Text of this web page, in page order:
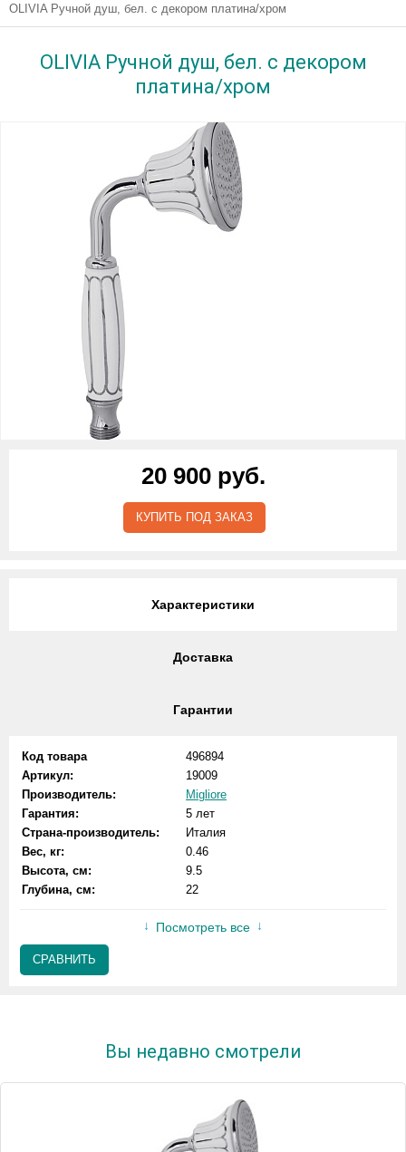
OLIVIA Ручной душ, бел. с декором платина/хром
OLIVIA Ручной душ, бел. с декором
платина/хром
20 900 руб.
КУПИТЬ ПОД ЗАКАЗ
Характеристики
Доставка
Гарантии
Код товара
496894
Артикул:
19009
Производитель:
Migliore
Гарантия:
5 лет
Страна-производитель:
Италия
Вес, кг:
0.46
Высота, см:
9.5
Глубина, см:
22
Посмотреть все
СРАВНИТЬ
Вы недавно смотрели